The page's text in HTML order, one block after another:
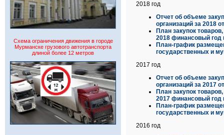
Схема ограничения движения в городе
Мурманске грузового автотранспорта
длиной более 12 метров
2018 год
Отчет об объеме
организаций за 2018
План закупок
2018 финансовый год
План-график
государственных и
2017 год
Отчет об объеме
организаций за 2017
План закупок
2017 финансовый год
План-график
государственных и
2016 год